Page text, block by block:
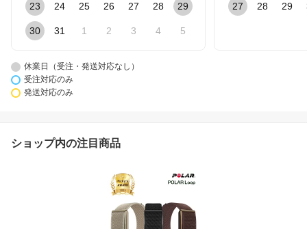
23 24 25 26 27 28 29
30 31 1 2 3 4 5
27 28 29
休業日（受注・発送対応なし）
受注対応のみ
発送対応のみ
ショップ内の注目商品